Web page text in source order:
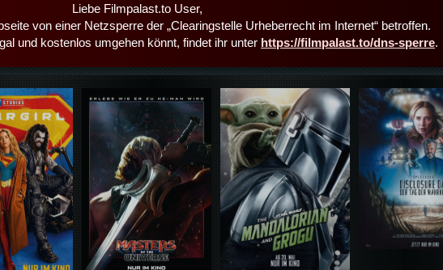
Liebe Filmpalast.to User,
von einer Netzsperre der „Clearingstelle Urheberrecht im Internet“ betroffen.
und kostenlos umgehen könnt, findet ihr unter https://filmpalast.to/dns-sperre.
Details,Play Details,Play Details,Play